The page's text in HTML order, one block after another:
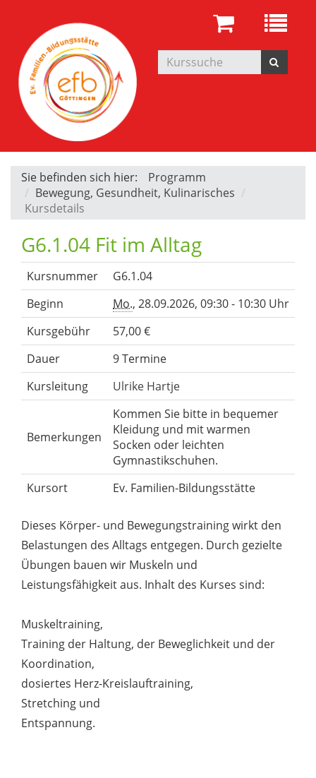
Sie befinden sich hier:
Programm
Bewegung, Gesundheit, Kulinarisches
Kursdetails
G6.1.04 Fit im Alltag
Kursnummer
G6.1.04
Beginn
Mo., 28.09.2026, 09:30 - 10:30 Uhr
Kursgebühr
57,00 €
Dauer
9 Termine
Kursleitung
Ulrike Hartje
Bemerkungen
Kommen Sie bitte in bequemer
Kleidung und mit warmen
Socken oder leichten
Gymnastikschuhen.
Kursort
Ev. Familien-Bildungsstätte
Dieses Körper- und Bewegungstraining wirkt den
Belastungen des Alltags entgegen. Durch gezielte
Übungen bauen wir Muskeln und
Leistungsfähigkeit aus. Inhalt des Kurses sind:
Muskeltraining,
Training der Haltung, der Beweglichkeit und der
Koordination,
dosiertes Herz-Kreislauftraining,
Stretching und
Entspannung.